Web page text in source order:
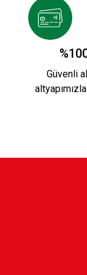
TAŞ İP
Güvenli